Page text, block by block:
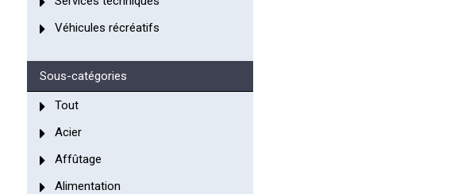
Véhicules récréatifs
Sous-catégories
Tout
Acier
Affûtage
Alimentation